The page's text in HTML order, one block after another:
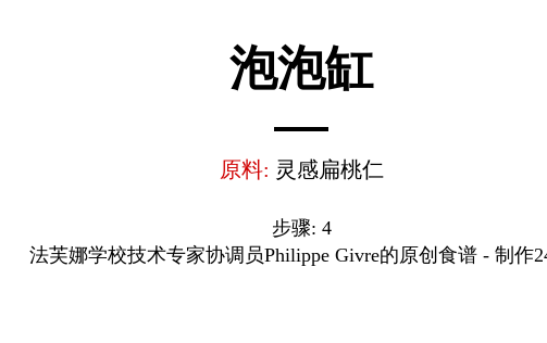
泡泡缸
原料: 灵感扁桃仁
步骤: 4
法芙娜学校技术专家协调员Philippe Givre的原创食谱 - 制作